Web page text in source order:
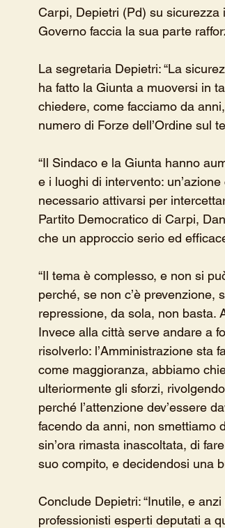
Carpi, Depietri (Pd) su sicurezza
Governo faccia la sua parte
La segretaria Depietri: “La
ha fatto la Giunta a muoversi in
chiedere, come facciamo da
numero di Forze dell’Ordine sul
“Il Sindaco e la Giunta hanno
e i luoghi di intervento:
necessario attivarsi per
Partito Democratico di Carpi,
che un approccio serio ed
“Il tema è complesso, e non si
perché, se non c’è prevenzione,
repressione, da sola, non basta.
Invece alla città serve andare a
risolverlo: l’Amministrazione sta
come maggioranza, abbiamo
ulteriormente gli sforzi,
perché l’attenzione dev’essere
facendo da anni, non smettiamo
sin’ora rimasta inascoltata, di
suo compito, e decidendosi una
Conclude Depietri: “Inutile, e
professionisti esperti deputati a